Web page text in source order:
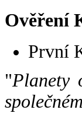
Ověření
První
"Planety